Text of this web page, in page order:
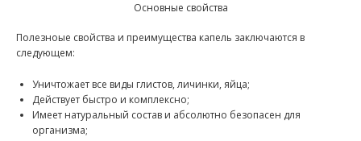
Основные свойства
Полезноые свойства и преимущества капель заключаются в
следующем:
Уничтожает все виды глистов, личинки, яйца;
Действует быстро и комплексно;
Имеет натуральный состав и абсолютно безопасен для
организма;